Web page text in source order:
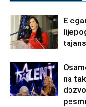
na